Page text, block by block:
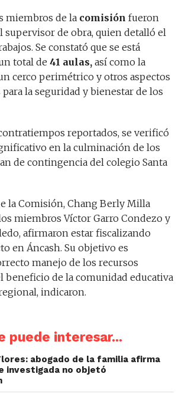
miembros de la comisión fueron
supervisor de obra, quien detalló el
Se constató que se está
total de 41 aulas, así como la
cerco perimétrico y otros aspectos
la seguridad y bienestar de los
reportados, se verificó
en la culminación de los
de contingencia del colegio Santa
la Comisión, Chang Berly Milla
miembros Víctor Garro Condezo y
afirmaron estar fiscalizando
en Áncash. Su objetivo es
manejo de los recursos
beneficio de la comunidad educativa
indicaron.
puede interesar...
abogado de la familia afirma
investigada no objetó